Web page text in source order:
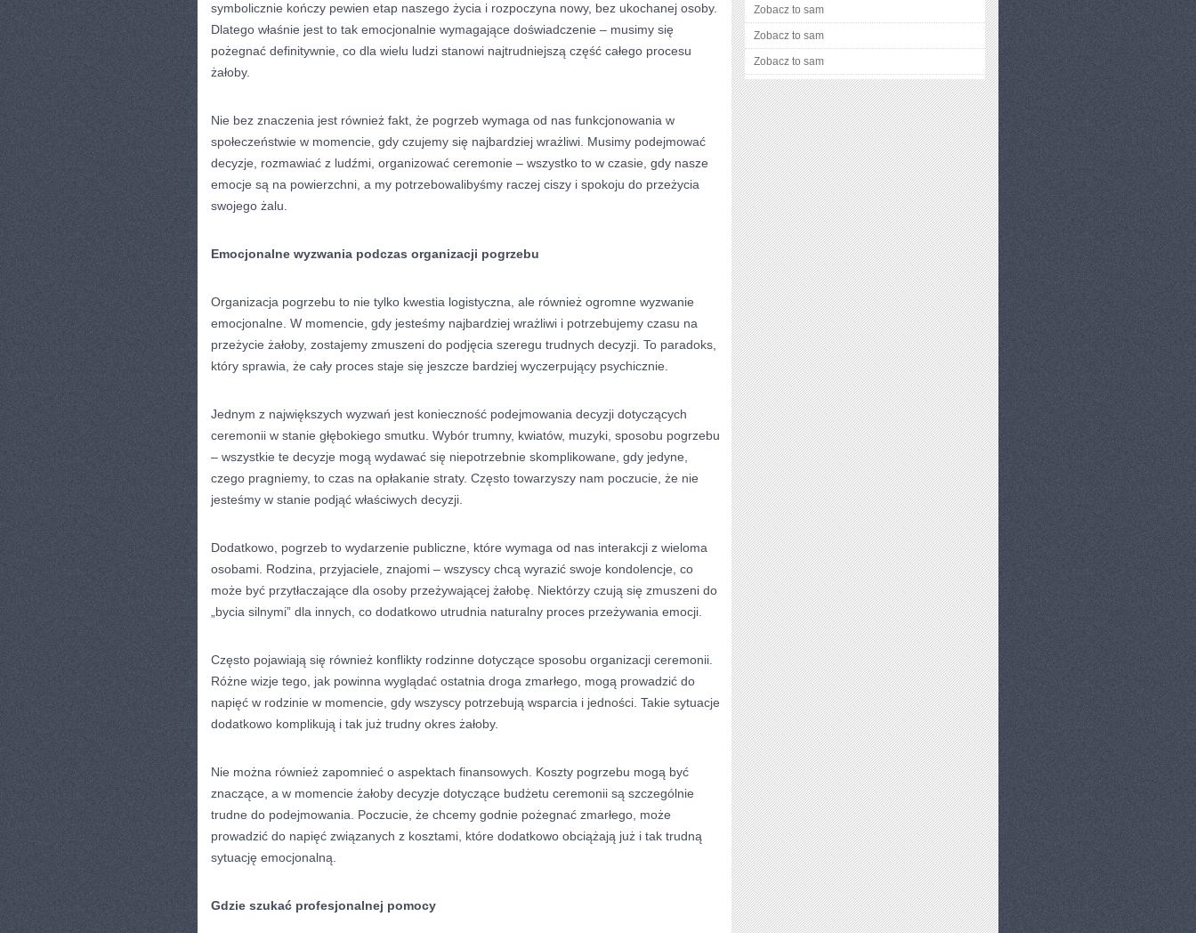
symbolicznie kończy pewien etap naszego życia i rozpoczyna nowy, bez ukochanej osoby.
Dlatego właśnie jest to tak emocjonalnie wymagające doświadczenie – musimy się
pożegnać definitywnie, co dla wielu ludzi stanowi najtrudniejszą część całego procesu
żałoby.
Nie bez znaczenia jest również fakt, że pogrzeb wymaga od nas funkcjonowania w
społeczeństwie w momencie, gdy czujemy się najbardziej wrażliwi. Musimy podejmować
decyzje, rozmawiać z ludźmi, organizować ceremonie – wszystko to w czasie, gdy nasze
emocje są na powierzchni, a my potrzebowalibyśmy raczej ciszy i spokoju do przeżycia
swojego żalu.
Emocjonalne wyzwania podczas organizacji pogrzebu
Organizacja pogrzebu to nie tylko kwestia logistyczna, ale również ogromne wyzwanie
emocjonalne. W momencie, gdy jesteśmy najbardziej wrażliwi i potrzebujemy czasu na
przeżycie żałoby, zostajemy zmuszeni do podjęcia szeregu trudnych decyzji. To paradoks,
który sprawia, że cały proces staje się jeszcze bardziej wyczerpujący psychicznie.
Jednym z największych wyzwań jest konieczność podejmowania decyzji dotyczących
ceremonii w stanie głębokiego smutku. Wybór trumny, kwiatów, muzyki, sposobu pogrzebu
– wszystkie te decyzje mogą wydawać się niepotrzebnie skomplikowane, gdy jedyne,
czego pragniemy, to czas na opłakanie straty. Często towarzyszy nam poczucie, że nie
jesteśmy w stanie podjąć właściwych decyzji.
Dodatkowo, pogrzeb to wydarzenie publiczne, które wymaga od nas interakcji z wieloma
osobami. Rodzina, przyjaciele, znajomi – wszyscy chcą wyrazić swoje kondolencje, co
może być przytłaczające dla osoby przeżywającej żałobę. Niektórzy czują się zmuszeni do
„bycia silnymi” dla innych, co dodatkowo utrudnia naturalny proces przeżywania emocji.
Często pojawiają się również konflikty rodzinne dotyczące sposobu organizacji ceremonii.
Różne wizje tego, jak powinna wyglądać ostatnia droga zmarłego, mogą prowadzić do
napięć w rodzinie w momencie, gdy wszyscy potrzebują wsparcia i jedności. Takie sytuacje
dodatkowo komplikują i tak już trudny okres żałoby.
Nie można również zapomnieć o aspektach finansowych. Koszty pogrzebu mogą być
znaczące, a w momencie żałoby decyzje dotyczące budżetu ceremonii są szczególnie
trudne do podejmowania. Poczucie, że chcemy godnie pożegnać zmarłego, może
prowadzić do napięć związanych z kosztami, które dodatkowo obciążają już i tak trudną
sytuację emocjonalną.
Gdzie szukać profesjonalnej pomocy
Zobacz to sam
Zobacz to sam
Zobacz to sam